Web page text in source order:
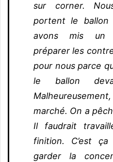
sur corner.
portent le ballon
avons mis un
préparer les
pour nous parce
le ballon
marché. On a
Il faudrait
finition. C’est
garder la